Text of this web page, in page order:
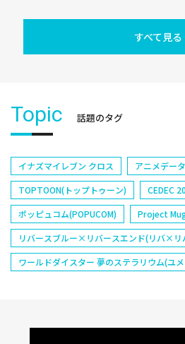
すべて見る
Topic 話題のタグ
イナズマイレブン クロス
アニメデー
TOPTOON(トップトゥーン)
CEDEC
ポッピュコム(POPUCOM)
Project
リバースブルー×リバースエンド(リバ×リ
ワールドダイスター 夢のステラリウム(ユ